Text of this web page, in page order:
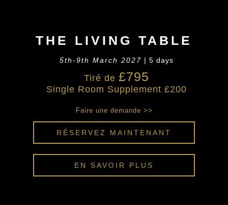
THE LIVING TABLE
5th-9th March 2027 | 5 days
Tiré de £795
Single Room Supplement £200
Faire une demande >>
RÉSERVEZ MAINTENANT
EN SAVOIR PLUS